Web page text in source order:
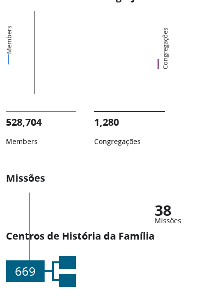
Members Congregações
528,704
Members
1,280
Congregações
Missões
38
Missões
Centros de História da Família
669